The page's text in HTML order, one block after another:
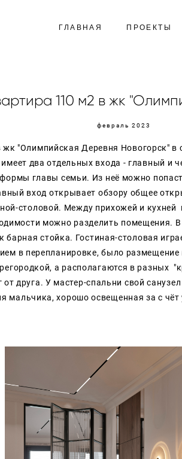
ГЛАВНАЯ ПРОЕКТЫ
110 м2 в жк
февраль 2023
"Олимпийская Деревня Новогорск" в
два отдельных входа - главный и
главы семьи. Из неё можно
вход открывает обзору общее
столовой. Между прихожей и
можно разделить помещения.
барная стойка. Гостиная-столовая
в перепланировке,было размещение
а располагаются в разных
от друга. У мастер-спальни свой
мальчика,хорошоосвещенная за с